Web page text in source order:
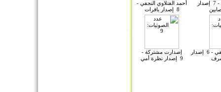
جعفر القشعمي - 7 إصدار
أحمد الفتلاوي النجفي -
8 إصدار يافرات
أحمد الفتلاوي النجفي - 6 إصدار
إصدارت مشتركة -
9 إصدار نظرة أمي